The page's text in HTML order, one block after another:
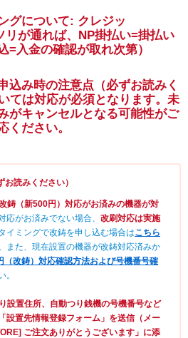
グについて: クレジッ
リが通れば、NP掛払い=掛払い
=入金の確認が取れ次第）
込み時の注意点（必ずお読みく
ては対応が必須となります。未
がキャンセルとなる可能性がご
ください。
読みください）
鋳（新500円）対応がお済みの機器が対
応がお済みでない場合、 改刷対応は実施
イミングで改鋳を申し込む場合はこちら
また、現在設置の機器が改鋳対応済みか
（改鋳）対応確認方法および号機番号確
。
設置住所、自動つり銭機の号機番号など
設置先情報登録フォーム」を送信（メー
ご注文ありがとうございます」に添